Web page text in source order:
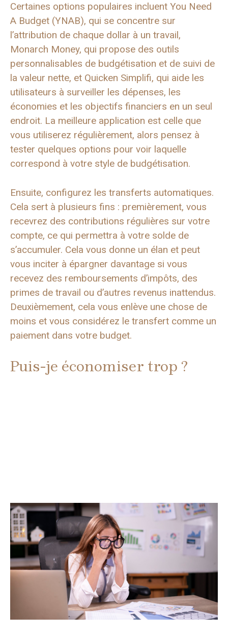
Certaines options populaires incluent You Need
A Budget (YNAB), qui se concentre sur
l’attribution de chaque dollar à un travail,
Monarch Money, qui propose des outils
personnalisables de budgétisation et de suivi de
la valeur nette, et Quicken Simplifi, qui aide les
utilisateurs à surveiller les dépenses, les
économies et les objectifs financiers en un seul
endroit. La meilleure application est celle que
vous utiliserez régulièrement, alors pensez à
tester quelques options pour voir laquelle
correspond à votre style de budgétisation.
Ensuite, configurez les transferts automatiques.
Cela sert à plusieurs fins : premièrement, vous
recevrez des contributions régulières sur votre
compte, ce qui permettra à votre solde de
s’accumuler. Cela vous donne un élan et peut
vous inciter à épargner davantage si vous
recevez des remboursements d’impôts, des
primes de travail ou d’autres revenus inattendus.
Deuxièmement, cela vous enlève une chose de
moins et vous considérez le transfert comme un
paiement dans votre budget.
Puis-je économiser trop ?